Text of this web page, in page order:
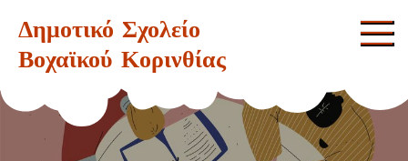
content
Δημοτικό Σχολείο
Βοχαϊκού Κορινθίας